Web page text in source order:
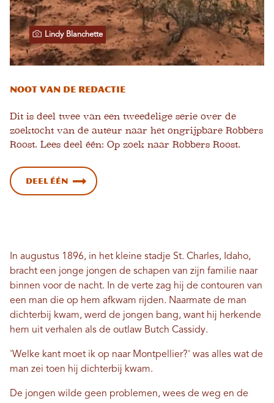
Lindy Blanchette
Noot van de redactie
Dit is deel twee van een tweedelige serie over de
zoektocht van de auteur naar het ongrijpbare Robbers
Roost. Lees deel één: Op zoek naar Robbers Roost.
Deel één
In augustus 1896, in het kleine stadje St. Charles, Idaho,
bracht een jonge jongen de schapen van zijn familie naar
binnen voor de nacht. In de verte zag hij de contouren van
een man die op hem afkwam rijden. Naarmate de man
dichterbij kwam, werd de jongen bang, want hij herkende
hem uit verhalen als de outlaw Butch Cassidy.
'Welke kant moet ik op naar Montpellier?' was alles wat de
man zei toen hij dichterbij kwam.
De jongen wilde geen problemen, wees de weg en de